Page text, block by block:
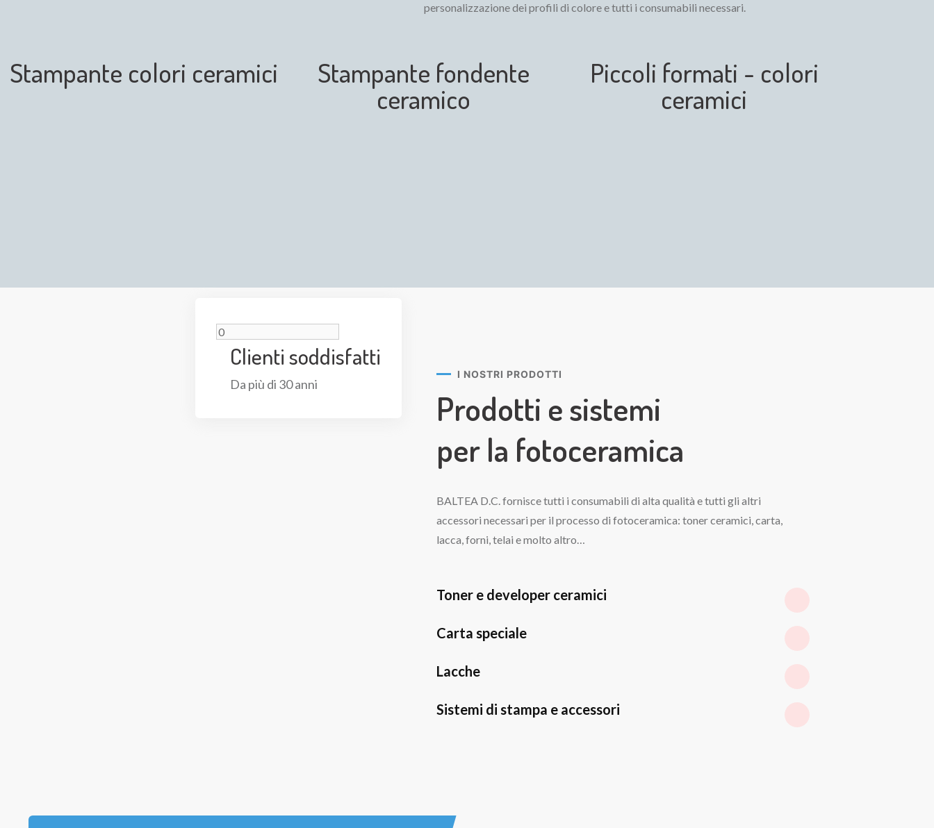
personalizzazione dei profili di colore e tutti i consumabili necessari.
Stampante colori ceramici Stampante fondente
ceramico
Piccoli formati - colori
ceramici
Clienti soddisfatti
Da più di 30 anni
I NOSTRI PRODOTTI
Prodotti e sistemi
per la fotoceramica
BALTEA D.C. fornisce tutti i consumabili di alta qualità e tutti gli altri
accessori necessari per il processo di fotoceramica: toner ceramici, carta,
lacca, forni, telai e molto altro…
Toner e developer ceramici
Carta speciale
Lacche
Sistemi di stampa e accessori